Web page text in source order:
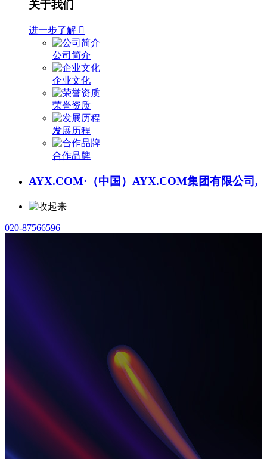
关于我们
进一步了解 
公司简介
企业文化
荣誉资质
发展历程
合作品牌
AYX.COM·（中国）AYX.COM集团有限公司,
020-87566596